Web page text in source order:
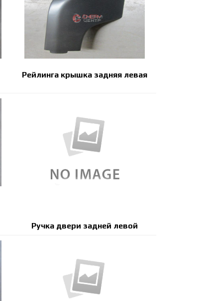
Рейлинга крышка задняя левая
Ручка двери задней левой